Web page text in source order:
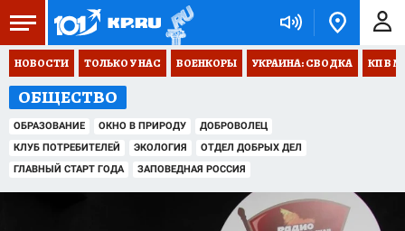
НОВОСТИ ТОЛЬКО У НАС ВОЕНКОРЫ УКРАИНА: СВОДКА КП В
ОБЩЕСТВО
ОБРАЗОВАНИЕ ОКНО В ПРИРОДУ
ДОБРОВОЛЕЦ
КЛУБ ПОТРЕБИТЕЛЕЙ
ЭКОЛОГИЯ
ОТДЕЛ ДОБРЫХ ДЕЛ
ГЛАВНЫЙ СТАРТ ГОДА
ЗАПОВЕДНАЯ РОССИЯ